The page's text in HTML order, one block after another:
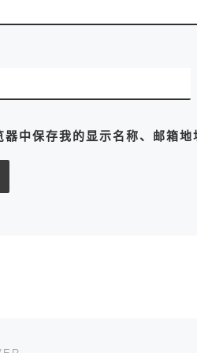
器中保存我的显示名称、邮箱地